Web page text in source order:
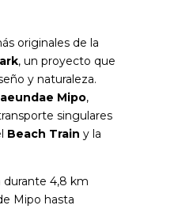
originales de la
, un proyecto que
y naturaleza.
Mipo,
singulares
Beach Train y la
durante 4,8 km
Mipo hasta